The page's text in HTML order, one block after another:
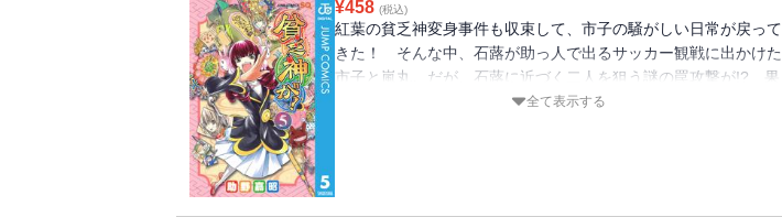
¥458 (税込)
紅葉の貧乏神変身事件も収束して、市子の騒がしい日常が戻って
きた！ そんな中、石蕗が助っ人で出るサッカー観戦に出かけた
市子と嵐丸。だが、石蕗に近づく二人を狙う謎の罠攻撃が!? 果
全て表示する